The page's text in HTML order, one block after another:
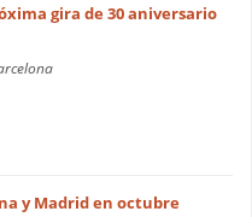
gira de 30 aniversario
y Madrid en octubre